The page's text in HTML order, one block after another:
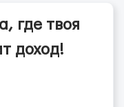
где твоя
доход!